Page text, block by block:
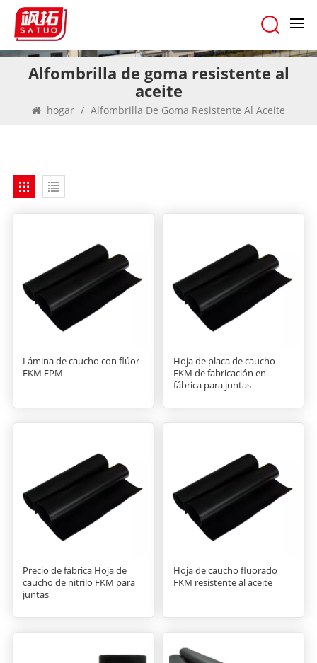
Alfombrilla de goma resistente al
aceite
hogar / Alfombrilla De Goma Resistente Al Aceite
Lámina de caucho con flúor
FKM FPM
Hoja de placa de caucho
FKM de fabricación en
fábrica para juntas
Precio de fábrica Hoja de
caucho de nitrilo FKM para
juntas
Hoja de caucho fluorado
FKM resistente al aceite